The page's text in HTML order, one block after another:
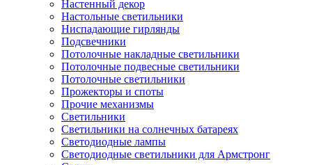
Настенный декор
Настольные светильники
Ниспадающие гирлянды
Подсвечники
Потолочные накладные светильники
Потолочные подвесные светильники
Потолочные светильники
Прожекторы и споты
Прочие механизмы
Светильники
Светильники на солнечных батареях
Светодиодные лампы
Светодиодные светильники для Армстронг